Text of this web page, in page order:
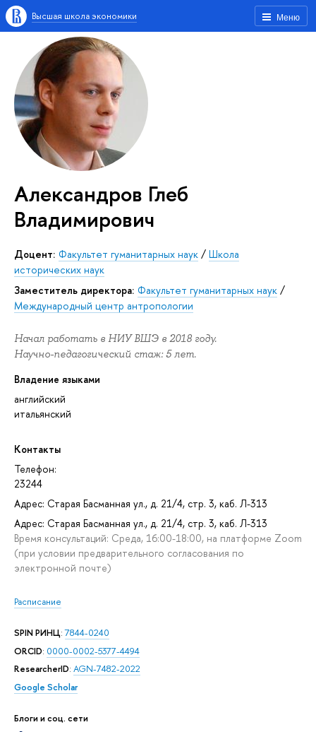
Меню
Высшая школа экономики
Александров Глеб
Владимирович
Доцент: Факультет гуманитарных наук / Школа
исторических наук
Заместитель директора: Факультет гуманитарных наук /
Международный центр антропологии
Начал работать в НИУ ВШЭ в 2018 году.
Научно-педагогический стаж: 5 лет.
Владение языками
английский
итальянский
Контакты
Телефон:
23244
Адрес: Старая Басманная ул., д. 21/4, стр. 3, каб. Л-313
Адрес: Старая Басманная ул., д. 21/4, стр. 3, каб. Л-313
Время консультаций: Среда, 16:00-18:00, на платформе Zoom
(при условии предварительного согласования по
электронной почте)
Расписание
SPIN РИНЦ:7844-0240
ORCID: 0000-0002-5377-4494
ResearcherID: AGN-7482-2022
Google Scholar
Блоги и соц. сети